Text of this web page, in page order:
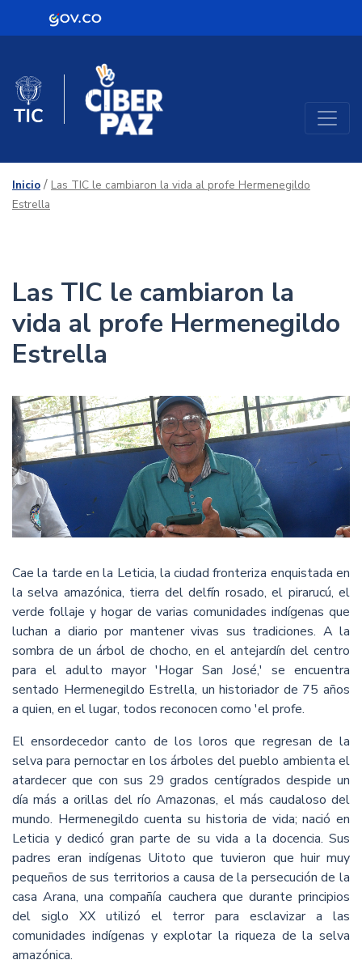
Logo Gobierno de Colombia
Logo del Ministerio TIC
Inicio / Las TIC le cambiaron la vida al profe Hermenegildo
Estrella
Las TIC le cambiaron la
vida al profe Hermenegildo
Estrella
Cae la tarde en la Leticia, la ciudad fronteriza enquistada en
la selva amazónica, tierra del delfín rosado, el pirarucú, el
verde follaje y hogar de varias comunidades indígenas que
luchan a diario por mantener vivas sus tradiciones. A la
sombra de un árbol de chocho, en el antejardín del centro
para el adulto mayor 'Hogar San José,' se encuentra
sentado Hermenegildo Estrella, un historiador de 75 años
a quien, en el lugar, todos reconocen como 'el profe.
El ensordecedor canto de los loros que regresan de la
selva para pernoctar en los árboles del pueblo ambienta el
atardecer que con sus 29 grados centígrados despide un
día más a orillas del río Amazonas, el más caudaloso del
mundo. Hermenegildo cuenta su historia de vida; nació en
Leticia y dedicó gran parte de su vida a la docencia. Sus
padres eran indígenas Uitoto que tuvieron que huir muy
pequeños de sus territorios a causa de la persecución de la
casa Arana, una compañía cauchera que durante principios
del siglo XX utilizó el terror para esclavizar a las
comunidades indígenas y explotar la riqueza de la selva
amazónica.